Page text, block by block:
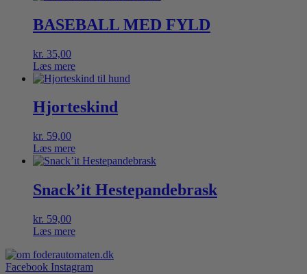
BASEBALL MED FYLD
kr. 35,00
Læs mere
Hjorteskind
kr. 59,00
Læs mere
Snack’it Hestepandebrask
kr. 59,00
Læs mere
Facebook Instagram